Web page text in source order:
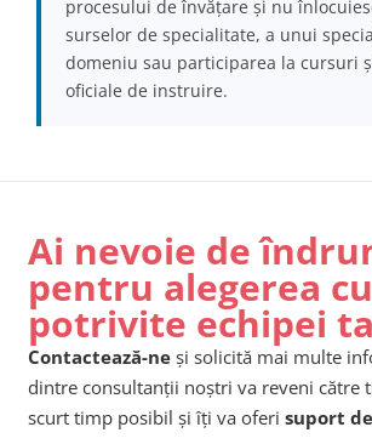
procesului de învățare și nu
surselor de specialitate, a unui
domeniu sau participarea la cursuri
oficiale de instruire.
Ai nevoie de
pentru alegerea
potrivite echipei
Contactează-ne și solicită mai multe
dintre consultanții noștri va reveni către
scurt timp posibil și îți va oferi suport